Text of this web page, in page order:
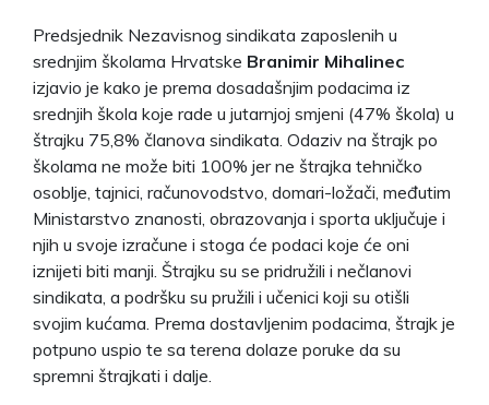
Predsjednik Nezavisnog sindikata zaposlenih u
srednjim školama Hrvatske Branimir Mihalinec
izjavio je kako je prema dosadašnjim podacima iz
srednjih škola koje rade u jutarnjoj smjeni (47% škola) u
štrajku 75,8% članova sindikata. Odaziv na štrajk po
školama ne može biti 100% jer ne štrajka tehničko
osoblje, tajnici, računovodstvo, domari-ložači, međutim
Ministarstvo znanosti, obrazovanja i sporta uključuje i
njih u svoje izračune i stoga će podaci koje će oni
iznijeti biti manji. Štrajku su se pridružili i nečlanovi
sindikata, a podršku su pružili i učenici koji su otišli
svojim kućama. Prema dostavljenim podacima, štrajk je
potpuno uspio te sa terena dolaze poruke da su
spremni štrajkati i dalje.